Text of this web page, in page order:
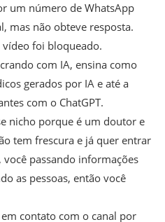
um número de WhatsApp
mas não obteve resposta.
vídeo foi bloqueado.
com IA, ensina como
gerados por IA e até a
com o ChatGPT.
nicho porque é um doutor e
tem frescura e já quer entrar
passando informações
as pessoas, então você
contato com o canal por